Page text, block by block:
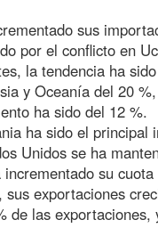
sus
por el conflicto en
la tendencia ha
y Oceanía del 20
ha sido del 12 %.
ha sido el
Unidos se ha
su
exportaciones
de las